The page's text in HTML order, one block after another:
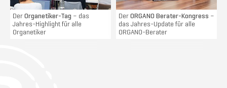
DerOrganetiker-Tag – das
Jahres-Highlight für alle
Organetiker
DerORGANO Berater-Kongress –
das Jahres-Update für alle
ORGANO-Berater